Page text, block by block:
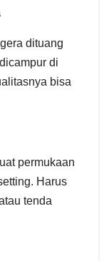
dituang
di
bisa
permukaan
Harus
tenda